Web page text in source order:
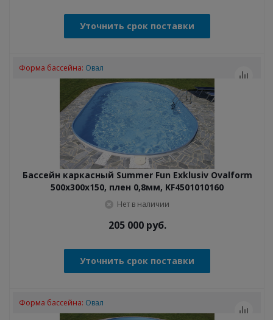
Уточнить срок поставки
Бассейн каркасный Summer Fun Exklusiv Ovalform
500x300x150, плен 0,8мм, KF4501010160
Нет в наличии
Форма бассейна: Овал
205 000руб.
Уточнить срок поставки
Форма бассейна: Овал